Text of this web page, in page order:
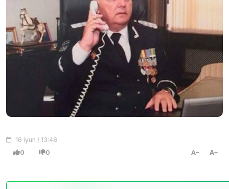
16 iyun / 13:48
0 0 A A